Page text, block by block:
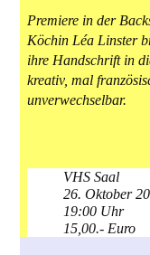
Premiere in der
Köchin Léa Linster
ihre Handschrift in
kreativ, mal
unverwechselbar.
VHS Saal
26. Oktober
19:00 Uhr
15,00.- Euro